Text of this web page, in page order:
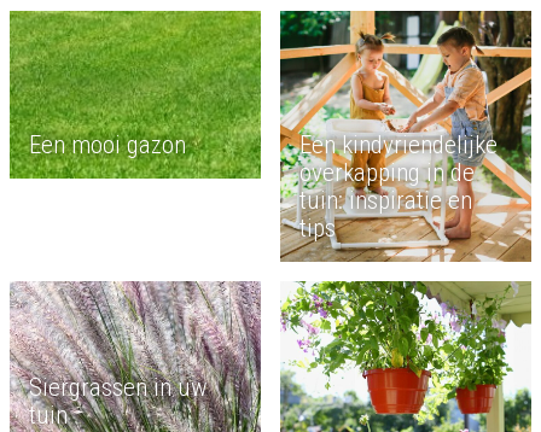
Een mooi gazon
Een kindvriendelijke
overkapping in de
tuin: inspiratie en
tips
Siergrassen in uw
tuin